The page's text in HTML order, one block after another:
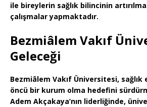
ile bireylerin sağlık bilincinin
çalışmalar yapmaktadır.
Bezmiâlem Vakıf
Geleceği
Bezmiâlem Vakıf Üniversitesi, sağlık
öncü bir kurum olma hedefini
Adem Akçakaya’nın liderliğinde,